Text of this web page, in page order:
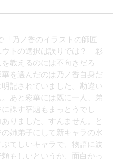
「乃ノ香のイラストの師匠
ウトの選択は誤りでは？ 彩
教えるのには不向きだろ
を選んだのは乃ノ香自身だ
記されていました。勘違い
あと彩華には既に一人、弟
に課す宿題もまっとうでし
りました。すんません。と
姉弟子にして新キャラの水
てしいキャラで、物語に波
もしいというか、面白かっ